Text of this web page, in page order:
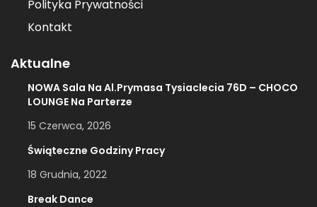
Polityka Prywatności
Kontakt
Aktualne
NOWA Sala Na Al.Prymasa Tysiaclecia 76D – CHOCO
LOUNGE Na Parterze
15 Czerwca, 2026
Świąteczne Godziny Pracy
18 Grudnia, 2022
Break Dance